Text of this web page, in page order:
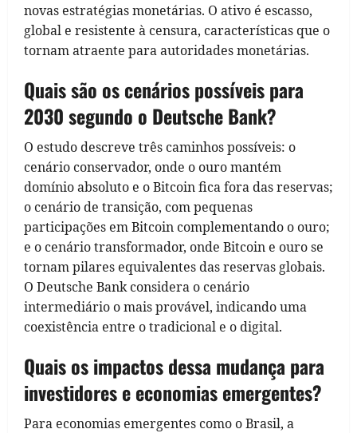
novas estratégias monetárias. O ativo é escasso,
global e resistente à censura, características que o
tornam atraente para autoridades monetárias.
Quais são os cenários possíveis para
2030 segundo o Deutsche Bank?
O estudo descreve três caminhos possíveis: o
cenário conservador, onde o ouro mantém
domínio absoluto e o Bitcoin fica fora das reservas;
o cenário de transição, com pequenas
participações em Bitcoin complementando o ouro;
e o cenário transformador, onde Bitcoin e ouro se
tornam pilares equivalentes das reservas globais.
O Deutsche Bank considera o cenário
intermediário o mais provável, indicando uma
coexistência entre o tradicional e o digital.
Quais os impactos dessa mudança para
investidores e economias emergentes?
Para economias emergentes como o Brasil, a